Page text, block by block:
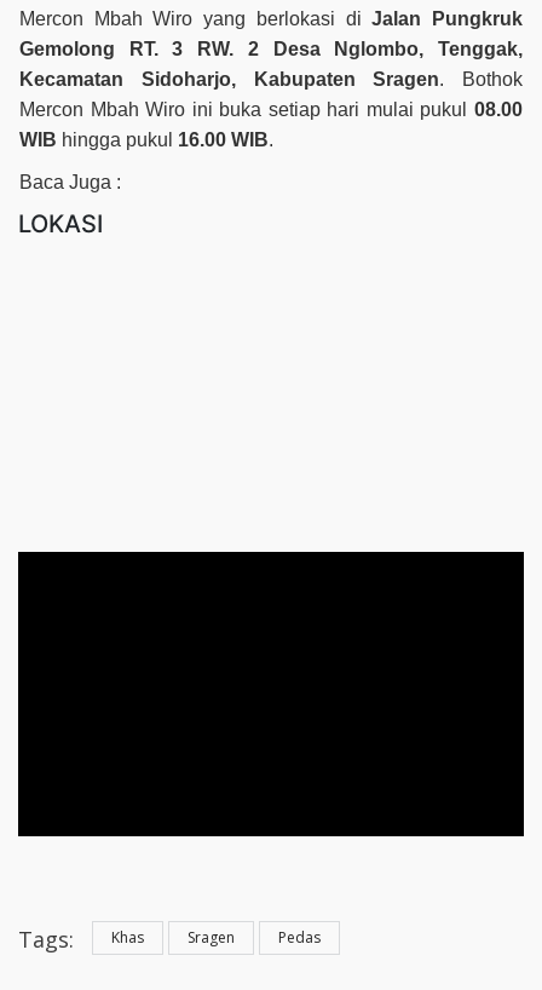
Mercon Mbah Wiro yang berlokasi diJalan Pungkruk
Gemolong RT. 3 RW. 2 Desa Nglombo, Tenggak,
Kecamatan Sidoharjo, Kabupaten Sragen. Bothok
Mercon Mbah Wiro ini buka setiap hari mulai pukul 08.00
WIB hingga pukul 16.00 WIB.
Baca Juga :
LOKASI
Tags: Khas Sragen Pedas